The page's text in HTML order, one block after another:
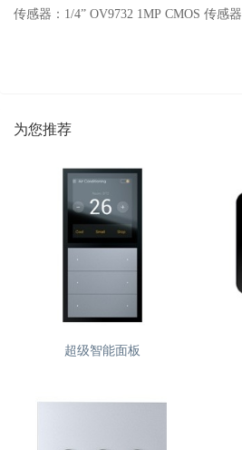
传感器：1/4” OV9732 1MP CMOS 传感器
为您推荐
超级智能面板